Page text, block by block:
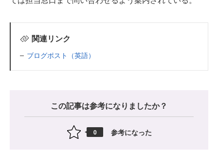
関連リンク
ブログポスト（英語）
この記事は参考になりましたか？
0 参考になった